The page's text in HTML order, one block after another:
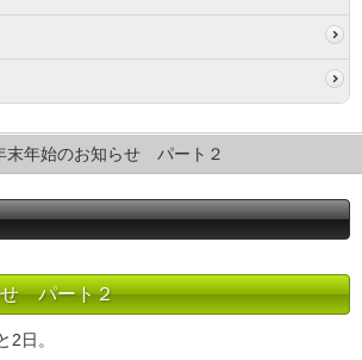
末年始のお知らせ パート２
せ パート２
2日。